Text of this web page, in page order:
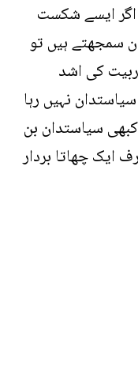
ایسے شکست
سمجھتے ہیں تو
کی اشد
نہیں رہا
سیاستدان بن
ایک چھاتا بردار